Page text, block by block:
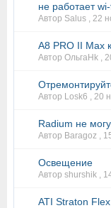
не работает
Автор Salus , 22
A8 PRO II Max
Автор ОльгаHk ,
Автор Losk6 , 20
Radium не
Автор Baragoz ,
Освещение
Автор shurshik ,
ATI Straton